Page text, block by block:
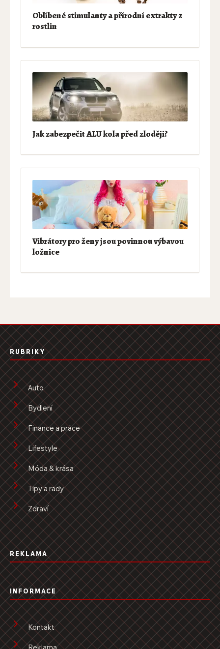
Oblíbené stimulanty a přírodní extrakty z
rostlin
Jak zabezpečit ALU kola před zloději?
Vibrátory pro ženy jsou povinnou výbavou
ložnice
RUBRIKY
Auto
Bydlení
Finance a práce
Lifestyle
Móda & krása
Tipy a rady
Zdraví
REKLAMA
INFORMACE
Kontakt
Reklama